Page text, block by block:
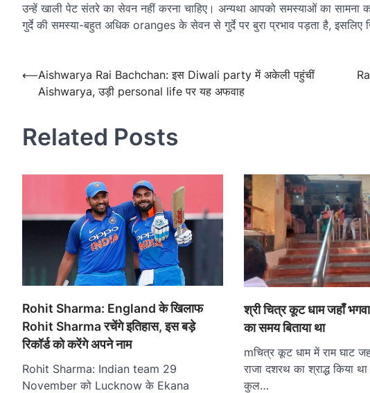
उन्हें खाली पेट संतरे का सेवन नहीं करना चाहिए। अन्यथा आपको समस्याओं का सामना
गुर्दे की समस्या-बहुत अधिक oranges के सेवन से गुर्दे पर बुरा प्रभाव पड़ता है, इसलिए
navigation
Post
navigation
⟵Aishwarya Rai Bachchan: इस Diwali party में अकेली पहुंचीं
Aishwarya, उड़ी personal life पर यह अफवाह
Related Posts
Rohit Sharma: England के खिलाफ
Rohit Sharma रचेंगे इतिहास, इस बड़े
रिकॉर्ड को करेंगे अपने नाम
Rohit Sharma: Indian team 29
November को Lucknow के Ekana
श्री चित्र कूट धाम जहाँ
का समय बिताया था
mचित्र कूट धाम में राम घाट
राजा दशरथ का श्राद्ध किया
कुल…